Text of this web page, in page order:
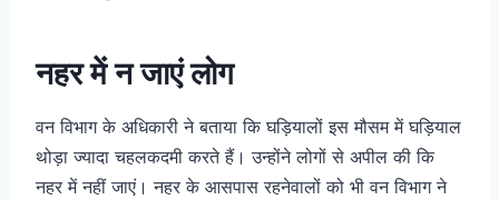
नहर में न जाएं लोग
वन विभाग के अधिकारी ने बताया कि घड़ियालों इस मौसम में घड़ियाल
थोड़ा ज्यादा चहलकदमी करते हैं। उन्होंने लोगों से अपील की कि
नहर में नहीं जाएं। नहर के आसपास रहनेवालों को भी वन विभाग ने